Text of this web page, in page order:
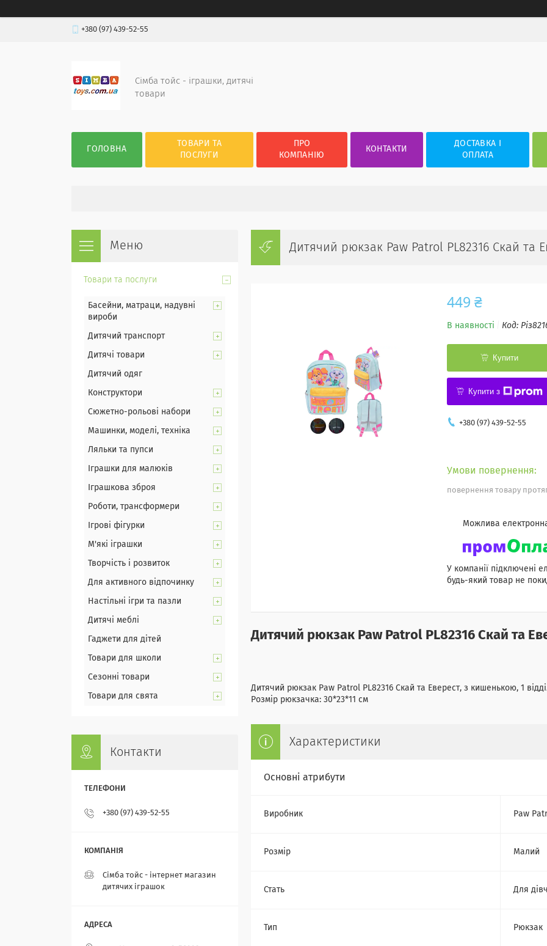
+380 (97) 439-52-55
Сімба тойс - іграшки, дитячі
товари
ГОЛОВНА
ТОВАРИ ТА
ПОСЛУГИ
ПРО
КОМПАНІЮ
КОНТАКТИ
ДОСТАВКА І
ОПЛАТА
Дитячий рюкзак Paw Patrol PL82316 Скай та
449 ₴
В наявності Код:
Купити
Купити з
+380 (97) 439-52-55
повернення товару
У компанії підключені
будь-який товар не
Дитячий рюкзак Paw Patrol PL82316 Скай та
Дитячий рюкзак Paw Patrol PL82316 Скай та Еверест, з кишенькою, 1
Розмір рюкзачка: 30*23*11 см
Характеристики
Основні атрибути
Виробник Paw
Розмір Малий
Стать Для
Тип Рюкзак
Товари та послуги
Басейни, матраци, надувні
вироби
Дитячий транспорт
Дитячі товари
Дитячий одяг
Конструктори
Сюжетно-рольові набори
Машинки, моделі, техніка
Ляльки та пупси
Іграшки для малюків
Іграшкова зброя
Роботи, трансформери
Ігрові фігурки
М'які іграшки
Творчість і розвиток
Для активного відпочинку
Настільні ігри та пазли
Дитячі меблі
Гаджети для дітей
Товари для школи
Сезонні товари
Товари для свята
Контакти
+380 (97) 439-52-55
Сімба тойс - інтернет магазин
дитячих іграшок